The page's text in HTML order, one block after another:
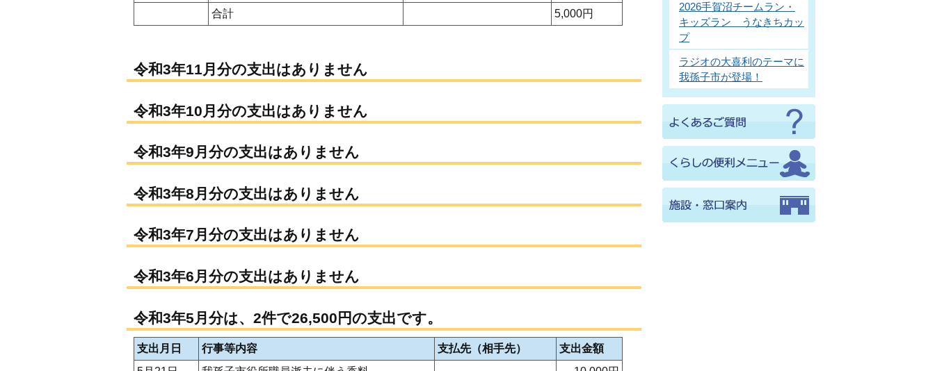
合計
5,000円
令和3年11月分の支出はありません
令和3年10月分の支出はありません
令和3年9月分の支出はありません
令和3年8月分の支出はありません
令和3年7月分の支出はありません
令和3年6月分の支出はありません
令和3年5月分は、2件で26,500円の支出です。
支出月日 行事等内容 支払先（相手先）
支出金額
2026手賀沼チームラン・
キッズラン うなきちカッ
プ
ラジオの大喜利のテーマに
我孫子市が登場！